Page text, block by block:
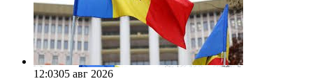
12:0305 авг 2026